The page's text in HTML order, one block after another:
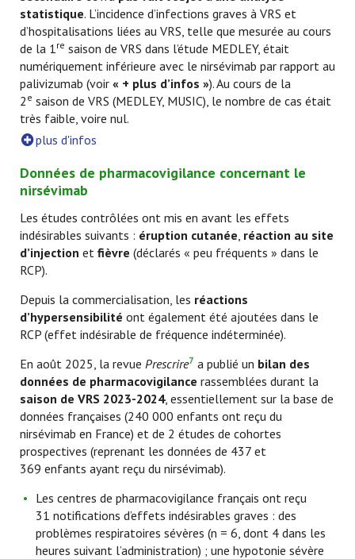
statistique. L’incidence d’infections graves à VRS et
d’hospitalisations liées au VRS, telle que mesurée au cours
de la 1re saison de VRS dans l’étude MEDLEY, était
numériquement inférieure avec le nirsévimab par rapport au
palivizumab (voir « + plus d’infos »). Au cours de la
2 e saison de VRS (MEDLEY, MUSIC), le nombre de cas était
très faible, voire nul.
plus d'infos
Données de pharmacovigilance concernant le
nirsévimab
Les études contrôlées ont mis en avant les effets
indésirables suivants : éruption cutanée, réaction au site
d’injection et fièvre (déclarés « peu fréquents » dans le
RCP).
Depuis la commercialisation, les réactions
d’hypersensibilité ont également été ajoutées dans le
RCP (effet indésirable de fréquence indéterminée).
En août 2025, la revue Prescrire7 a publié un bilan des
données de pharmacovigilance rassemblées durant la
saison de VRS 2023-2024, essentiellement sur la base de
données françaises (240 000 enfants ont reçu du
nirsévimab en France) et de 2 études de cohortes
prospectives (reprenant les données de 437 et
369 enfants ayant reçu du nirsévimab).
Les centres de pharmacovigilance français ont reçu
31 notifications d’effets indésirables graves : des
problèmes respiratoires sévères (n = 6, dont 4 dans les
heures suivant l’administration) ; une hypotonie sévère